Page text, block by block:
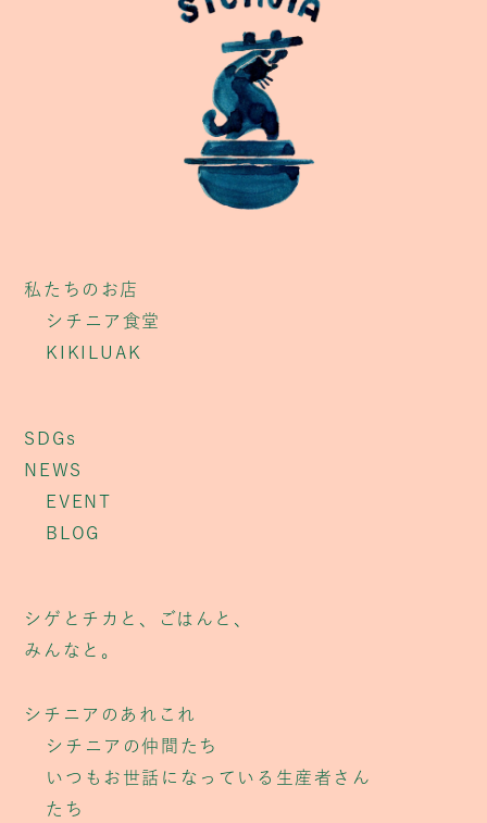
私たちのお店
シチニア食堂
KIKILUAK
SDGs
NEWS
EVENT
BLOG
シゲとチカと、ごはんと、
みんなと。
シチニアのあれこれ
シチニアの仲間たち
いつもお世話になっている生産者さん
たち